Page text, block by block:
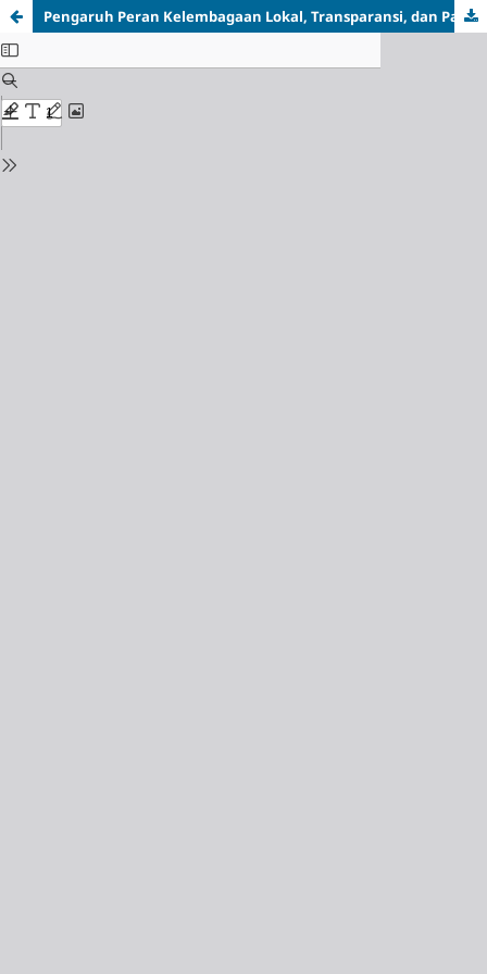
Pengaruh Peran Kelembagaan Lokal, Transparansi, dan Partisipasi Masyarakat Terhadap Akuntabilitas Pengelolaan Dana Desa di Desa Enoneten Kabupaten Timor Tengah Selatan, Provinsi Nusa Tenggara Timur